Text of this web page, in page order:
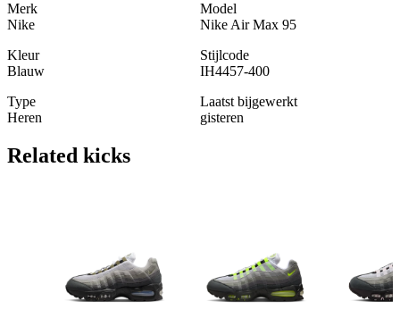
Merk
Nike
Model
Nike Air Max 95
Kleur
Blauw
Stijlcode
IH4457-400
Type
Heren
Laatst bijgewerkt
gisteren
Related kicks